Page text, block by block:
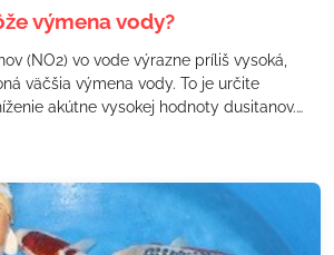
výmena vody?
(NO2) vo vode výrazne príliš vysoká,
väčšia výmena vody. To je určite
akútne vysokej hodnoty dusitanov.
prečo samotná výmena vody často
nápravu.